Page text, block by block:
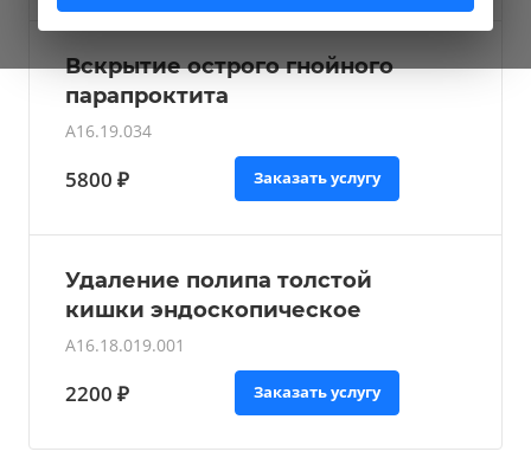
Вскрытие острого гнойного
парапроктита
А16.19.034
5800 ₽ Заказать услугу
Удаление полипа толстой
кишки эндоскопическое
А16.18.019.001
2200 ₽ Заказать услугу